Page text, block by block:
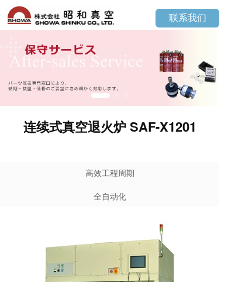
联系我们
连续式真空退火炉 SAF-X1201
高效工程周期
全自动化